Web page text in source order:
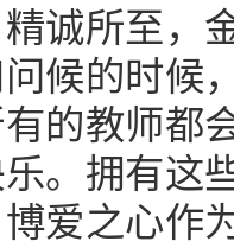
诚所至，
候的时候
的教师都
。拥有这
爱之心作